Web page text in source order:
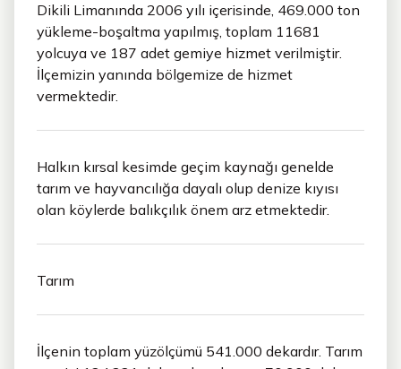
Dikili Limanında 2006 yılı içerisinde, 469.000 ton
yükleme-boşaltma yapılmış, toplam 11681
yolcuya ve 187 adet gemiye hizmet verilmiştir.
İlçemizin yanında bölgemize de hizmet
vermektedir.
Halkın kırsal kesimde geçim kaynağı genelde
tarım ve hayvancılığa dayalı olup denize kıyısı
olan köylerde balıkçılık önem arz etmektedir.
Tarım
İlçenin toplam yüzölçümü 541.000 dekardır. Tarım